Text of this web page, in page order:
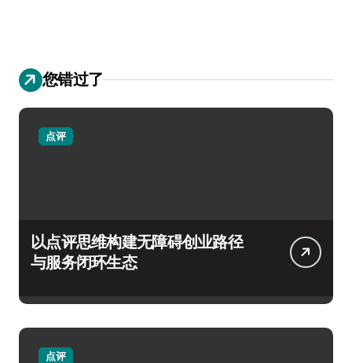
您错过了
点评
以点评思维构建无障碍创业路径
与服务闭环生态
点评